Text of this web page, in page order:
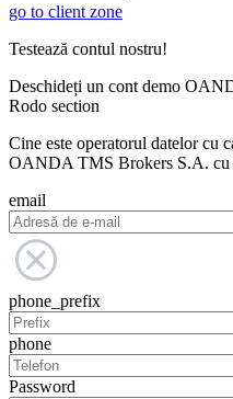
go to client zone
Testează contul nostru!
Deschideți un cont demo
Rodo section
Cine este operatorul datelor cu
OANDA TMS Brokers S.A. cu
email
phone_prefix
phone
Password